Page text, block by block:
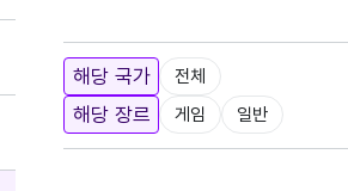
해당 국가 전체
해당 장르 게임 일반